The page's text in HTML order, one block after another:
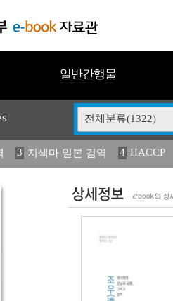
일반간행물
전체분류(1322)
3 지색마 일본 검역 4 HACCP
중독성 식물 도감 13 媛 異 14